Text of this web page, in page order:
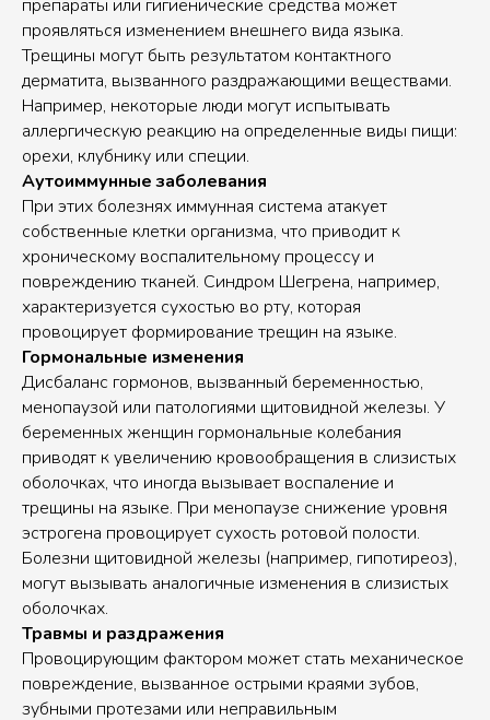
препараты или гигиенические средства может
проявляться изменением внешнего вида языка.
Трещины могут быть результатом контактного
дерматита, вызванного раздражающими веществами.
Например, некоторые люди могут испытывать
аллергическую реакцию на определенные виды пищи:
орехи, клубнику или специи.
Аутоиммунные заболевания
При этих болезнях иммунная система атакует
собственные клетки организма, что приводит к
хроническому воспалительному процессу и
повреждению тканей. Синдром Шегрена, например,
характеризуется сухостью во рту, которая
провоцирует формирование трещин на языке.
Гормональные изменения
Дисбаланс гормонов, вызванный беременностью,
менопаузой или патологиями щитовидной железы. У
беременных женщин гормональные колебания
приводят к увеличению кровообращения в слизистых
оболочках, что иногда вызывает воспаление и
трещины на языке. При менопаузе снижение уровня
эстрогена провоцирует сухость ротовой полости.
Болезни щитовидной железы (например, гипотиреоз),
могут вызывать аналогичные изменения в слизистых
оболочках.
Травмы и раздражения
Провоцирующим фактором может стать механическое
повреждение, вызванное острыми краями зубов,
зубными протезами или неправильным